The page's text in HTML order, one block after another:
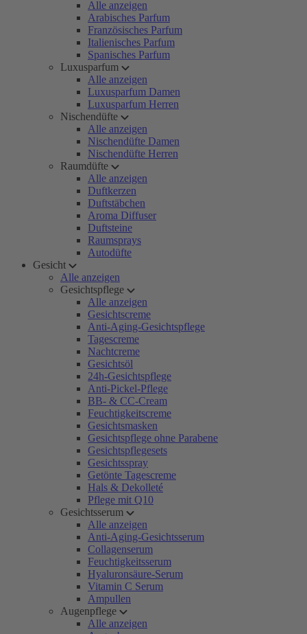
Alle anzeigen
Arabisches Parfum
Französisches Parfum
Italienisches Parfum
Spanisches Parfum
Luxusparfum
Alle anzeigen
Luxusparfum Damen
Luxusparfum Herren
Nischendüfte
Alle anzeigen
Nischendüfte Damen
Nischendüfte Herren
Raumdüfte
Alle anzeigen
Duftkerzen
Duftstäbchen
Aroma Diffuser
Duftsteine
Raumsprays
Autodüfte
Gesicht
Alle anzeigen
Gesichtspflege
Alle anzeigen
Gesichtscreme
Anti-Aging-Gesichtspflege
Tagescreme
Nachtcreme
Gesichtsöl
24h-Gesichtspflege
Anti-Pickel-Pflege
BB- & CC-Cream
Feuchtigkeitscreme
Gesichtsmasken
Gesichtspflege ohne Parabene
Gesichtspflegesets
Gesichtsspray
Getönte Tagescreme
Hals & Dekolleté
Pflege mit Q10
Gesichtsserum
Alle anzeigen
Anti-Aging-Gesichtsserum
Collagenserum
Feuchtigkeitsserum
Hyaluronsäure-Serum
Vitamin C Serum
Ampullen
Augenpflege
Alle anzeigen